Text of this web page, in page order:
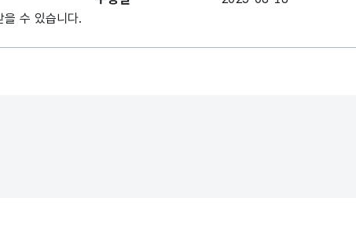
을 수 있습니다.